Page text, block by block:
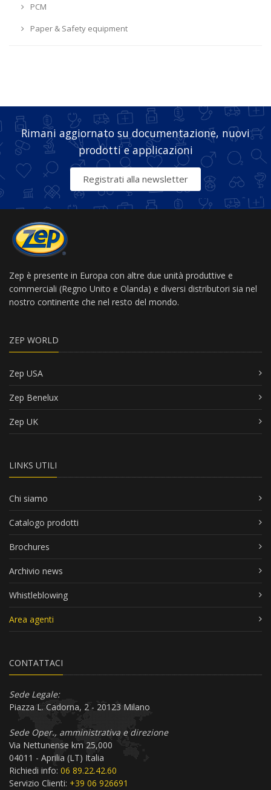
PCM
Paper & Safety equipment
Rimani aggiornato su documentazione, nuovi
prodotti e applicazioni
Registrati alla newsletter
Zep è presente in Europa con altre due unità produttive e
commerciali (Regno Unito e Olanda) e diversi distributori sia nel
nostro continente che nel resto del mondo.
ZEP WORLD
Zep USA
Zep Benelux
Zep UK
LINKS UTILI
Chi siamo
Catalogo prodotti
Brochures
Archivio news
Whistleblowing
Area agenti
CONTATTACI
Sede Legale:
Piazza L. Cadorna, 2 - 20123 Milano
Sede Oper., amministrativa e direzione
Via Nettunense km 25,000
04011 - Aprilia (LT) Italia
Richiedi info: 06 89.22.42.60
Servizio Clienti: +39 06 926691